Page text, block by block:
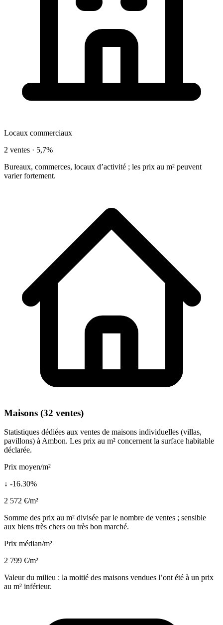
Locaux commerciaux
2 ventes · 5,7%
Bureaux, commerces, locaux d’activité ; les prix au m² peuvent
varier fortement.
Maisons (32 ventes)
Statistiques dédiées aux ventes de maisons individuelles (villas,
pavillons) à Ambon. Les prix au m² concernent la surface habitable
déclarée.
Prix moyen/m²
↓ -16.30%
2 572 €/m²
Somme des prix au m² divisée par le nombre de ventes ; sensible
aux biens très chers ou très bon marché.
Prix médian/m²
2 799 €/m²
Valeur du milieu : la moitié des maisons vendues l’ont été à un prix
au m² inférieur.